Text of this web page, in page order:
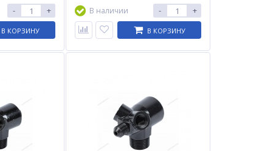
- +
В КОРЗИНУ
В наличии
- +
В КОРЗИНУ